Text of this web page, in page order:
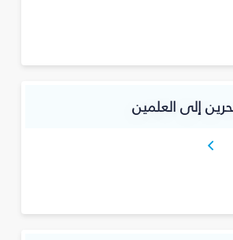
إلى العلمين